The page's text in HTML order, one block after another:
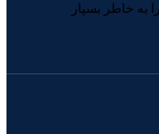
به خاطر بسپار